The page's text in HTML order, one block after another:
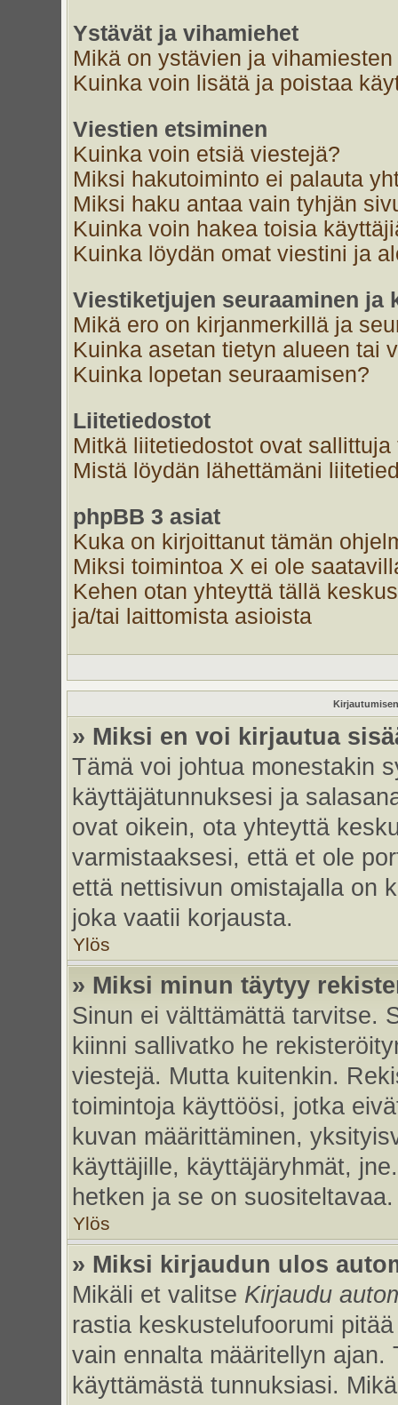
Ystävät ja vihamiehet
Mikä on ystävien ja
Kuinka voin lisätä ja poistaa
Viestien etsiminen
Kuinka voin etsiä viestejä?
Miksi hakutoiminto ei palauta
Miksi haku antaa vain tyhjän
Kuinka voin hakea toisia
Kuinka löydän omat viestini ja
Viestiketjujen seuraaminen ja
Mikä ero on kirjanmerkillä ja
Kuinka asetan tietyn alueen tai
Kuinka lopetan seuraamisen?
Liitetiedostot
Mitkä liitetiedostot ovat
Mistä löydän lähettämäni
phpBB 3 asiat
Kuka on kirjoittanut tämän
Miksi toimintoa X ei ole
Kehen otan yhteyttä tällä
ja/tai laittomista asioista
» Miksi en voi kirjautua
Tämä voi johtua monestakin
käyttäjätunnuksesi ja
ovat oikein, ota yhteyttä
varmistaaksesi, että et ole
että nettisivun omistajalla on
joka vaatii korjausta.
Ylös
» Miksi minun täytyy
Sinun ei välttämättä tarvitse.
kiinni sallivatko he
viestejä. Mutta kuitenkin.
toimintoja käyttöösi, jotka
kuvan määrittäminen,
käyttäjille, käyttäjäryhmät,
hetken ja se on suositeltavaa.
Ylös
» Miksi kirjaudun ulos
Mikäli et valitse Kirjaudu
rastia keskustelufoorumi
vain ennalta määritellyn
käyttämästä tunnuksiasi.